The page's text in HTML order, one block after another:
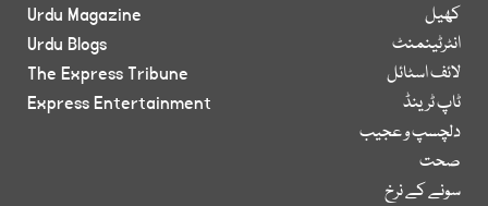
کھیل
انٹرٹینمنٹ
لائف اسٹائل
ٹاپ ٹرینڈ
دلچسپ و عجیب
صحت
سونے کے نرخ
Urdu Magazine
Urdu Blogs
The Express Tribune
Express Entertainment